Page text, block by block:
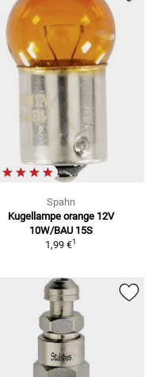
Spahn
Kugellampe orange 12V
10W/BAU 15S
1,99 €1